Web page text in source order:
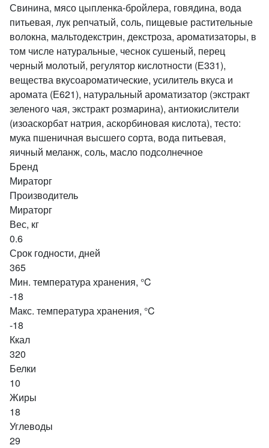
Свинина, мясо цыпленка-бройлера, говядина, вода
питьевая, лук репчатый, соль, пищевые растительные
волокна, мальтодекстрин, декстроза, ароматизаторы, в
том числе натуральные, чеснок сушеный, перец
черный молотый, регулятор кислотности (Е331),
вещества вкусоароматические, усилитель вкуса и
аромата (Е621), натуральный ароматизатор (экстракт
зеленого чая, экстракт розмарина), антиокислители
(изоаскорбат натрия, аскорбиновая кислота), тесто:
мука пшеничная высшего сорта, вода питьевая,
яичный меланж, соль, масло подсолнечное
Бренд
Мираторг
Производитель
Мираторг
Вес, кг
0.6
Срок годности, дней
365
Мин. температура хранения, °C
-18
Макс. температура хранения, °C
-18
Ккал
320
Белки
10
Жиры
18
Углеводы
29